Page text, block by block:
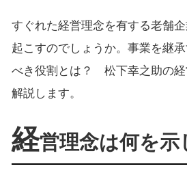
すぐれた経営理念を有する老舗
起こすのでしょうか。事業を継
べき役割とは？ 松下幸之助の経
解説します。
経営理念は何を示